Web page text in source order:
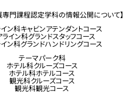
専門課程認定学科の情報公開について】
ン科キャビンアテンダントコース
ライン科グランドスタッフコース
ン科グランドハンドリングコース
テーマパーク科
ホテル科クルーズコース
ホテル科ホテルコース
観光科クルーズコース
観光科観光コース